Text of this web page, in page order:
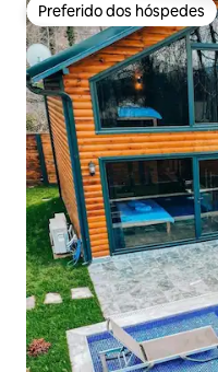
Preferido dos hóspedes
Preferido dos hóspedes